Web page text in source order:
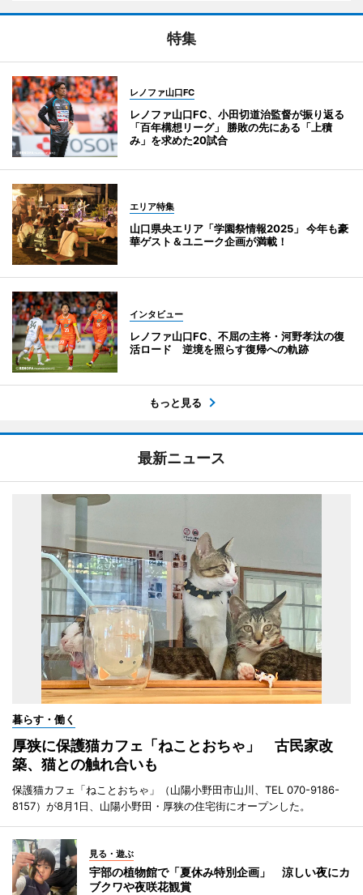
特集
レノファ山口FC
レノファ山口FC、小田切道治監督が振り返る
「百年構想リーグ」 勝敗の先にある「上積
み」を求めた20試合
エリア特集
山口県央エリア「学園祭情報2025」 今年も豪
華ゲスト＆ユニーク企画が満載！
インタビュー
レノファ山口FC、不屈の主将・河野孝汰の復
活ロード 逆境を照らす復帰への軌跡
もっと見る
最新ニュース
暮らす・働く
厚狭に保護猫カフェ「ねことおちゃ」 古民家改
築、猫との触れ合いも
保護猫カフェ「ねことおちゃ」（山陽小野田市山川、TEL 070-9186-
8157）が8月1日、山陽小野田・厚狭の住宅街にオープンした。
見る・遊ぶ
宇部の植物館で「夏休み特別企画」 涼しい夜にカ
ブクワや夜咲花観賞